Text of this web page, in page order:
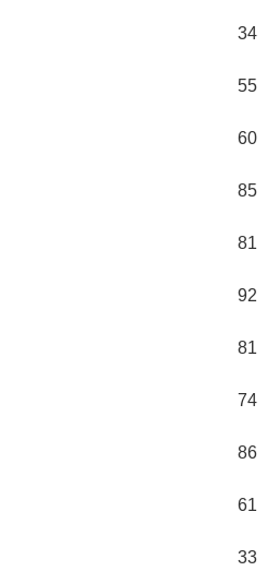
34
55
60
85
81
92
81
74
86
61
33